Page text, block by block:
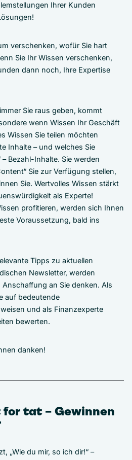
Ihrer Kunden
verschenken, wofür Sie hart
Sie Ihr Wissen verschenken,
dann noch, Ihre Expertise
Sie raus geben, kommt
wenn Wissen Ihr Geschäft
Wissen Sie teilen möchten
Inhalte – und welches Sie
Bezahl-Inhalte. Sie werden
Sie zur Verfügung stellen,
Sie. Wertvolles Wissen stärkt
als Experte!
profitieren, werden sich Ihnen
Voraussetzung, bald ins
Tipps zu aktuellen
Newsletter, werden
an Sie denken. Als
auf bedeutende
und als Finanzexperte
bewerten.
danken!
tat – Gewinnen
„Wie du mir, so ich dir!“ –